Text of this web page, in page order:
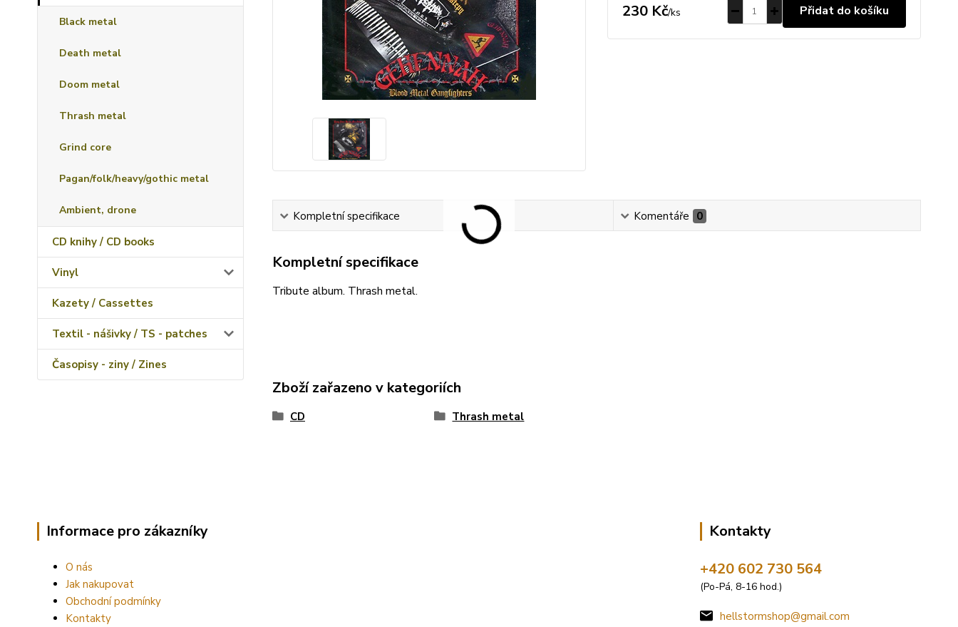
Black metal
Death metal
Doom metal
Thrash metal
Grind core
Pagan/folk/heavy/gothic metal
Ambient, drone
CD knihy / CD books
Vinyl
Kazety / Cassettes
Textil - nášivky / TS - patches
Časopisy - ziny / Zines
230 Kč/ks Přidat do košíku
Kompletní specifikace Komentáře 0
Kompletní specifikace
Tribute album. Thrash metal.
Zboží zařazeno v kategoriích
CD Thrash metal
Informace pro zákazníky
O nás
Jak nakupovat
Obchodní podmínky
Kontakty
Kontakty
+420 602 730 564
(Po-Pá, 8-16 hod.)
hellstormshop@gmail.com